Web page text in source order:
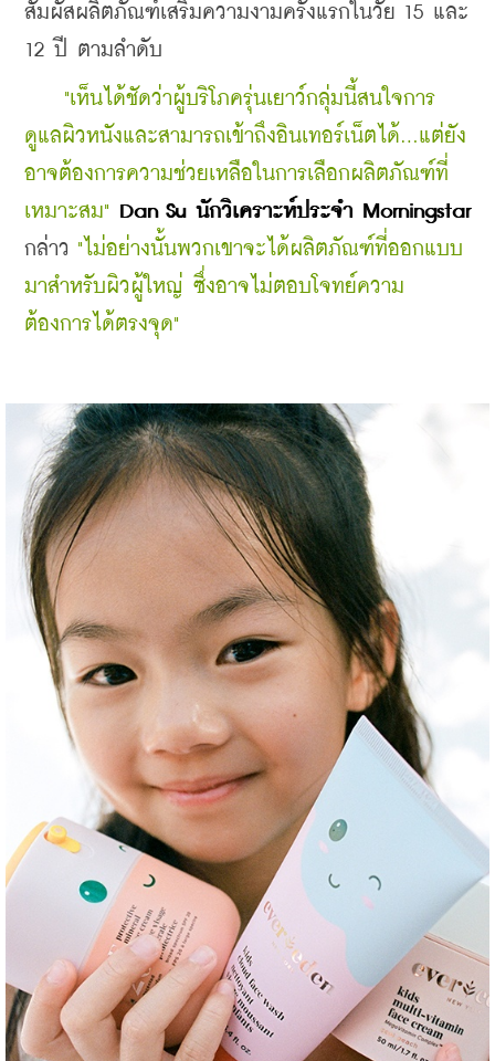
สัมผัสผลิตภัณฑ์เสริมความงามครั้งแรกในวัย 15 และ
12 ปี ตามลำดับ
"เห็นได้ชัดว่าผู้บริโภครุ่นเยาว์กลุ่มนี้สนใจการ
ดูแลผิวหนังและสามารถเข้าถึงอินเทอร์เน็ตได้...แต่ยัง
อาจต้องการความช่วยเหลือในการเลือกผลิตภัณฑ์ที่
เหมาะสม"
Dan Su นักวิเคราะห์ประจำ Morningstar
กล่าว "ไม่อย่างนั้นพวกเขาจะได้ผลิตภัณฑ์ที่ออกแบบ
มาสำหรับผิวผู้ใหญ่ ซึ่งอาจไม่ตอบโจทย์ความ
ต้องการได้ตรงจุด"